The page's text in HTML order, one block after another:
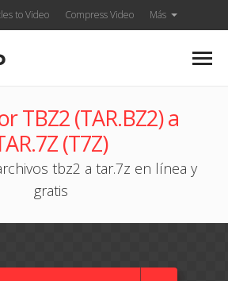
to Video Compress Video Más
TBZ2 (TAR.BZ2) a
(T7Z)
tbz2 a tar.7z en línea y
gratis